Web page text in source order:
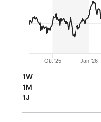
Okt '25 Jan '26
1W
1M
1J